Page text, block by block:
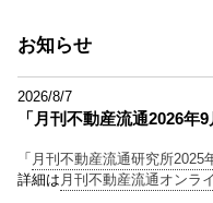
お知らせ
2026/8/7
「月刊不動産流通2026年
「 月刊不動産流通研究所2025
詳細は 月刊不動産流通オンラ